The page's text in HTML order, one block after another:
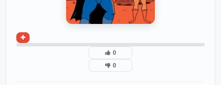
0
0